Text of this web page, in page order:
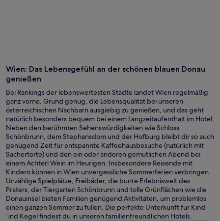
Wien: Das Lebensgefühl an der schönen blauen Donau
genießen
Bei Rankings der lebenswertesten Städte landet Wien regelmäßig
ganz vorne. Grund genug, die Lebensqualität bei unseren
österreichischen Nachbarn ausgiebig zu genießen, und das geht
natürlich besonders bequem bei einem Langzeitaufenthalt im Hotel.
Neben den berühmten Sehenswürdigkeiten wie Schloss
Schönbrunn, dem Stephansdom und der Hofburg bleibt dir so auch
genügend Zeit für entspannte Kaffeehausbesuche (natürlich mit
Sachertorte) und den ein oder anderen gemütlichen Abend bei
einem Achterl Wein im Heurigen. Insbesondere Reisende mit
Kindern können in Wien unvergessliche Sommerferien verbringen.
Unzählige Spielplätze, Freibäder, die bunte Erlebniswelt des
Praters, der Tiergarten Schönbrunn und tolle Grünflächen wie die
Donauinsel bieten Familien genügend Aktivitäten, um problemlos
einen ganzen Sommer zu füllen. Die perfekte Unterkunft für Kind
und Kegel findest du in unserenfamilienfreundlichen Hotels.